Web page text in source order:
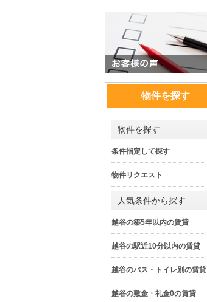
物件を探す
物件を探す
条件指定して探す
物件リクエスト
人気条件から探す
越谷の築5年以内の賃貸
越谷の駅近10分以内の賃貸
越谷のバス・トイレ別の賃貸
越谷の敷金・礼金0の賃貸